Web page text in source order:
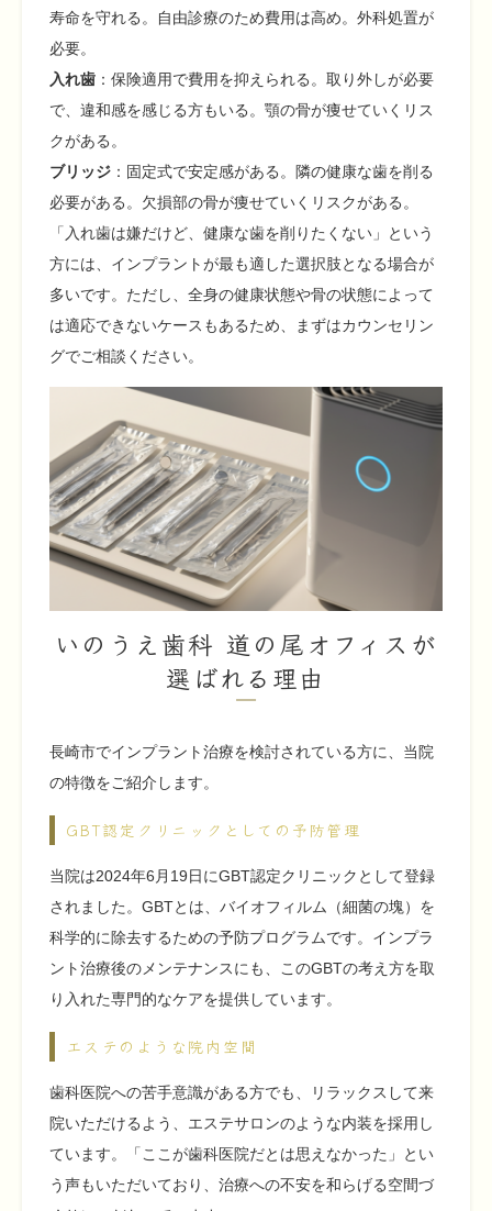
寿命を守れる。自由診療のため費用は高め。外科処置が
必要。
入れ歯 ：保険適用で費用を抑えられる。取り外しが必要
で、違和感を感じる方もいる。顎の骨が痩せていくリス
クがある。
ブリッジ ：固定式で安定感がある。隣の健康な歯を削る
必要がある。欠損部の骨が痩せていくリスクがある。
「入れ歯は嫌だけど、健康な歯を削りたくない」という
方には、インプラントが最も適した選択肢となる場合が
多いです。ただし、全身の健康状態や骨の状態によって
は適応できないケースもあるため、まずはカウンセリン
グでご相談ください。
いのうえ歯科 道の尾オフィスが
選ばれる理由
長崎市でインプラント治療を検討されている方に、当院
の特徴をご紹介します。
GBT認定クリニックとしての予防管理
当院は2024年6月19日にGBT認定クリニックとして登録
されました。GBTとは、バイオフィルム（細菌の塊）を
科学的に除去するための予防プログラムです。インプラ
ント治療後のメンテナンスにも、このGBTの考え方を取
り入れた専門的なケアを提供しています。
エステのような院内空間
歯科医院への苦手意識がある方でも、リラックスして来
院いただけるよう、エステサロンのような内装を採用し
ています。「ここが歯科医院だとは思えなかった」とい
う声もいただいており、治療への不安を和らげる空間づ